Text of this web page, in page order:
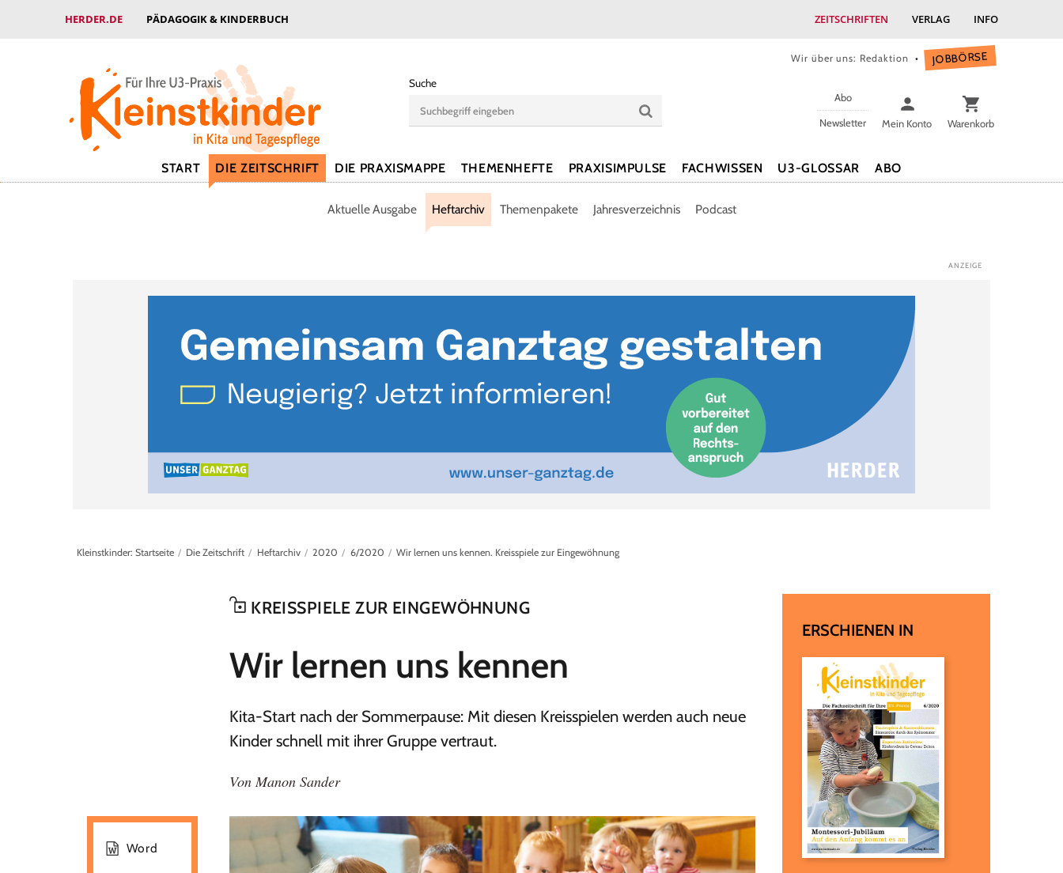
HERDER.DE PÄDAGOGIK & KINDERBUCH ZEITSCHRIFTEN VERLAG INFO
Wir über uns: Redaktion JOBBÖRSE
Suche
Abo
Newsletter
Mein Konto Warenkorb
START DIE ZEITSCHRIFT DIE PRAXISMAPPE THEMENHEFTE PRAXISIMPULSE FACHWISSEN U3-GLOSSAR ABO
Aktuelle Ausgabe Heftarchiv Themenpakete Jahresverzeichnis Podcast
Kleinstkinder: Startseite Die Zeitschrift Heftarchiv 2020 6/2020 Wir lernen uns kennen. Kreisspiele zur Eingewöhnung
KREISSPIELE ZUR EINGEWÖHNUNG
:
Wir lernen uns kennen
Kita-Start nach der Sommerpause: Mit diesen Kreisspielen werden auch neue
Kinder schnell mit ihrer Gruppe vertraut.
Von Manon Sander
Word
ERSCHIENEN IN